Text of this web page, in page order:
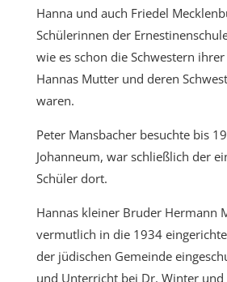
Hanna und auch Friedel
Schülerinnen der
wie es schon die Schwestern
Hannas Mutter und deren
waren.
Peter Mansbacher besuchte bis
Johanneum, war schließlich der
Schüler dort.
Hannas kleiner Bruder Hermann
vermutlich in die 1934
der jüdischen Gemeinde
und Unterricht bei Dr. Winter